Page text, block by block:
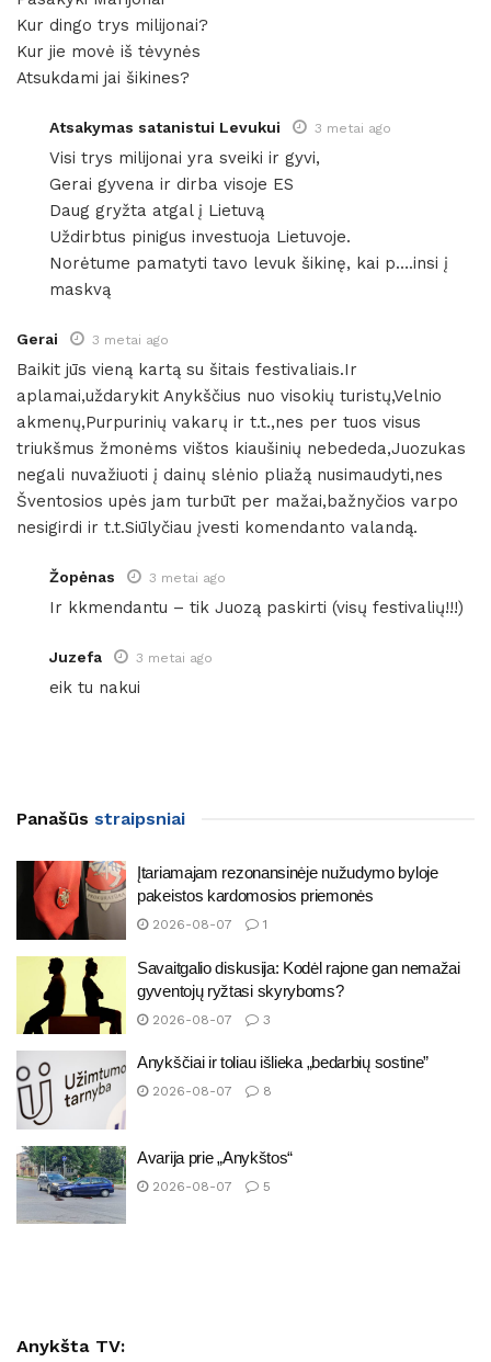
Kur dingo trys milijonai?
Kur jie movė iš tėvynės
Atsukdami jai šikines?
Atsakymas satanistui Levukui 3 metai ago
Visi trys milijonai yra sveiki ir gyvi,
Gerai gyvena ir dirba visoje ES
Daug gryžta atgal į Lietuvą
Uždirbtus pinigus investuoja Lietuvoje.
Norėtume pamatyti tavo levuk šikinę, kai p….insi į
maskvą
Gerai 3 metai ago
Baikit jūs vieną kartą su šitais festivaliais.Ir
aplamai,uždarykit Anykščius nuo visokių turistų,Velnio
akmenų,Purpurinių vakarų ir t.t.,nes per tuos visus
triukšmus žmonėms vištos kiaušinių nebededa,Juozukas
negali nuvažiuoti į dainų slėnio pliažą nusimaudyti,nes
Šventosios upės jam turbūt per mažai,bažnyčios varpo
nesigirdi ir t.t.Siūlyčiau įvesti komendanto valandą.
Žopėnas 3 metai ago
Ir kkmendantu – tik Juozą paskirti (visų festivalių!!!)
Juzefa 3 metai ago
eik tu nakui
Panašūs straipsniai
Įtariamajam rezonansinėje nužudymo byloje
pakeistos kardomosios priemonės
2026-08-07 1
Savaitgalio diskusija: Kodėl rajone gan nemažai
gyventojų ryžtasi skyryboms?
2026-08-07 3
Anykščiai ir toliau išlieka „bedarbių sostine”
2026-08-07 8
Avarija prie „Anykštos“
2026-08-07 5
Anykšta TV: